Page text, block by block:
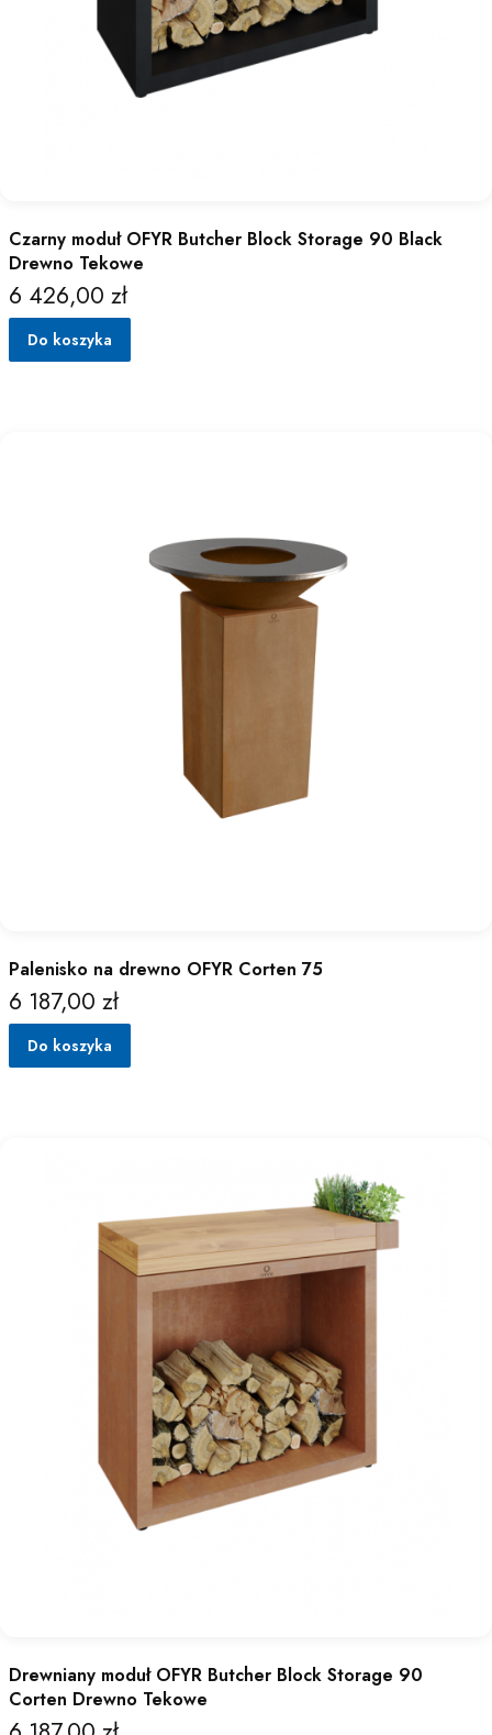
Czarny moduł OFYR Butcher Block Storage 90 Black
Drewno Tekowe
Cena
6 426,00 zł
Do koszyka
Palenisko na drewno OFYR Corten 75
Cena
6 187,00 zł
Do koszyka
Drewniany moduł OFYR Butcher Block Storage 90
Corten Drewno Tekowe